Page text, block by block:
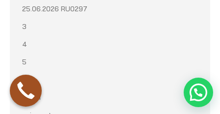
25.06.2026 RU0297
3
4
5
admin